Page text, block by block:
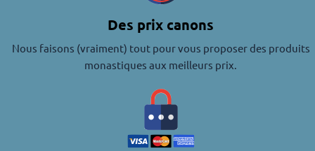
Des prix canons
Nous faisons (vraiment) tout pour vous proposer des produits
monastiques aux meilleurs prix.